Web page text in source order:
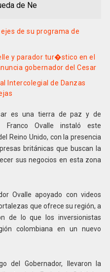
de Ne
de su programa de
y parador tur�stico en el
gobernador del Cesar
Intercolegial de Danzas
es una tierra de paz y de
Franco Ovalle instaló este
Reino Unido, con la presencia
británicas que buscan la
sus negocios en esta zona
Ovalle apoyado con videos
que ofrece su región, a
de lo que los inversionistas
colombiana en un nuevo
del Gobernador, llevaron la